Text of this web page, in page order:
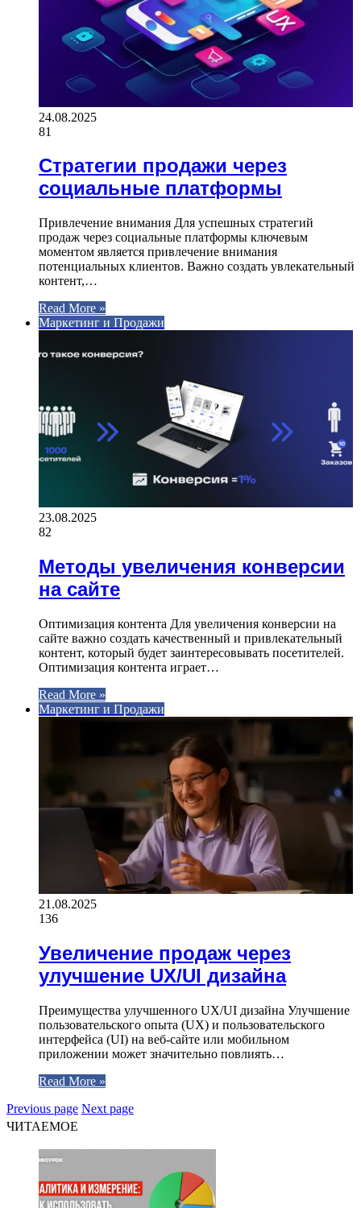
24.08.2025
81
Стратегии продажи через
социальные платформы
Привлечение внимания Для успешных стратегий
продаж через социальные платформы ключевым
моментом является привлечение внимания
потенциальных клиентов. Важно создать увлекательный
контент,…
Read More »
Маркетинг и Продажи
23.08.2025
82
Методы увеличения конверсии
на сайте
Оптимизация контента Для увеличения конверсии на
сайте важно создать качественный и привлекательный
контент, который будет заинтересовывать посетителей.
Оптимизация контента играет…
Read More »
Маркетинг и Продажи
21.08.2025
136
Увеличение продаж через
улучшение UX/UI дизайна
Преимущества улучшенного UX/UI дизайна Улучшение
пользовательского опыта (UX) и пользовательского
интерфейса (UI) на веб-сайте или мобильном
приложении может значительно повлиять…
Read More »
Previous page Next page
ЧИТАЕМОЕ